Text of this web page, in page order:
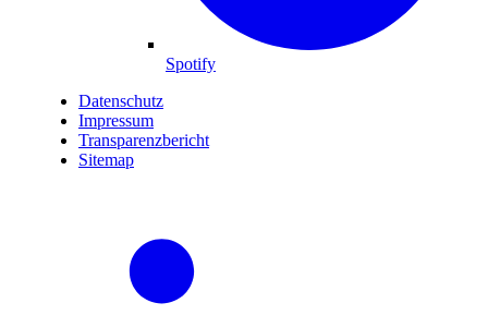
Spotify
Datenschutz
Impressum
Transparenzbericht
Sitemap